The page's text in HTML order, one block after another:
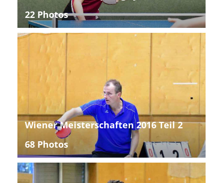
22 Photos
Wiener Meisterschaften 2016 Teil 2
68 Photos